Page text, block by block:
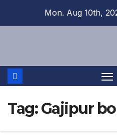
Mon. Aug 10th,
Tag:Gajipur